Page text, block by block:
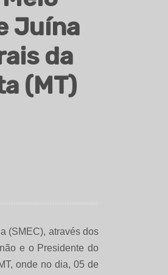
Juína
da
(MT)
(SMEC), através dos
e o Presidente do
onde no dia, 05 de